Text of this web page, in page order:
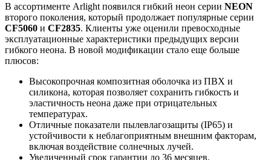
В ассортименте Arlight появился гибкий неон серии NEON
второго поколения, который продолжает популярные серии
CF5060 и CF2835. Клиенты уже оценили превосходные
эксплуатационные характеристики предыдущих версии
гибкого неона. В новой модификации стало еще больше
плюсов:
Высокопрочная композитная оболочка из ПВХ и
силикона, которая позволяет сохранить гибкость и
эластичность неона даже при отрицательных
температурах.
Отличные показатели пылевлагозащиты (IP65) и
устойчивости к неблагоприятным внешним факторам,
включая воздействие солнечных лучей.
Увеличенный срок гарантии до 36 месяцев.